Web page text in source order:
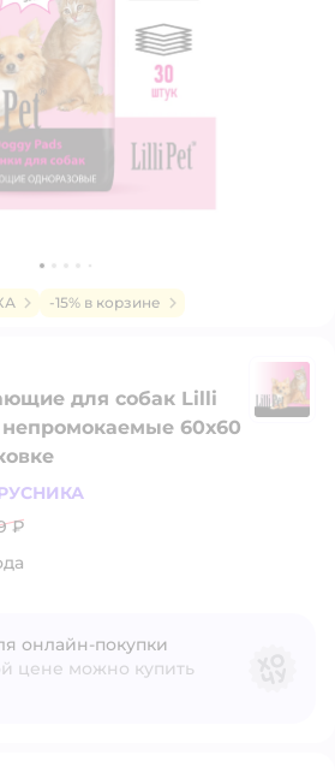
-15% в корзине
для собак Lilli
60х60
₽
онлайн‑покупки
цене можно купить